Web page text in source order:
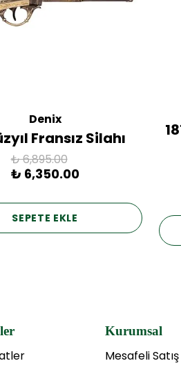
Denix
Fransız Silahı
₺ 6,895.00
₺ 6,350.00
SEPETE EKLE
Kurumsal
Mesafeli